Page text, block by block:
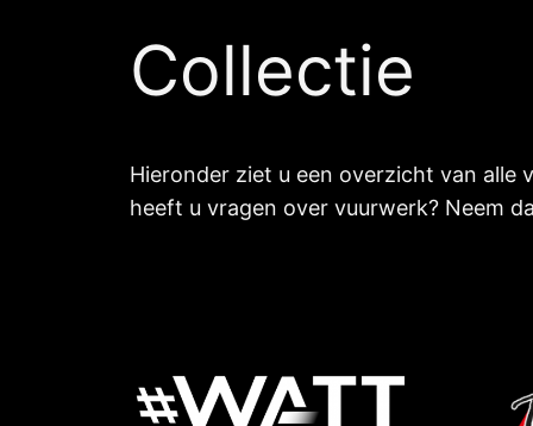
Collectie
Hieronder ziet u een overzicht van alle
heeft u vragen over vuurwerk? Neem